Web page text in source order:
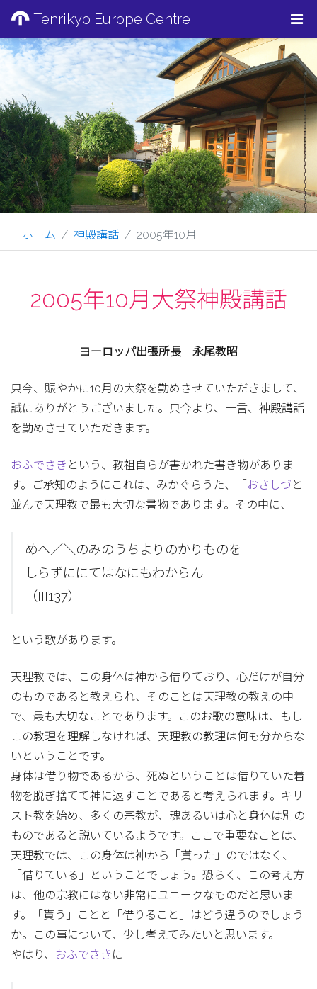
Tenrikyo Europe Centre
ホーム 神殿講話 2005年10月
2005年10月大祭神殿講話
ヨーロッパ出張所長 永尾教昭
只今、賑やかに10月の大祭を勤めさせていただきまして、
誠にありがとうございました。只今より、一言、神殿講話
を勤めさせていただきます。
おふでさき という、教祖自らが書かれた書き物がありま
す。ご承知のようにこれは、みかぐらうた、「 おさしづ と
並んで天理教で最も大切な書物であります。その中に、
めへ／＼のみのうちよりのかりものを
しらずににてはなにもわからん
（III137）
という歌があります。
天理教では、この身体は神から借りており、心だけが自分
のものであると教えられ、そのことは天理教の教えの中
で、最も大切なことであります。このお歌の意味は、もし
この教理を理解しなければ、天理教の教理は何も分からな
いということです。
身体は借り物であるから、死ぬということは借りていた着
物を脱ぎ捨てて神に返すことであると考えられます。キリ
スト教を始め、多くの宗教が、魂あるいは心と身体は別の
ものであると説いているようです。ここで重要なことは、
天理教では、この身体は神から「貰った」のではなく、
「借りている」ということでしょう。恐らく、この考え方
は、他の宗教にはない非常にユニークなものだと思いま
す。「貰う」ことと「借りること」はどう違うのでしょう
か。この事について、少し考えてみたいと思います。
やはり、
おふでさき に